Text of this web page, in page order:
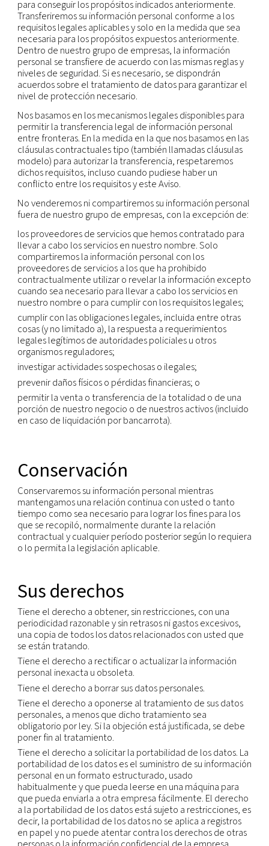
operamos. Siempre que lo permita la ley,
divulgar su información personal a terceros
consultores legales) si es necesario para el
establecimiento, el ejercicio o la defensa de
legales o para ejercer de alguna otra forma
derechos o proteger nuestra propiedad, así
derechos, la propiedad y la seguridad de otros, o
sea necesario para respaldar las funciones de
corporativo, cumplimiento y auditorías externas.
Fusiones y adquisiciones:se puede transferir
información personal a otra parte que adquiera
activos o capital de nuestra compañía, o parte
asuma sus operaciones de negocio en caso de
fusión, liquidación, disolución u otro.
también podemos transferir y compartir
información a nuestras filiales de conformidad
legislación aplicable
Transferencias
internacionales
Debido a que somos una empresa global con
distintos países, podemos transferir su
personal de una entidad legal a otra o de un país
para conseguir los propósitos indicados
Transferiremos su información personal
Dentro de nuestro grupo de empresas, la
personal se transfiere de acuerdo con las mismas
niveles de seguridad. Si es necesario, se
acuerdos sobre el tratamiento de datos para
nivel de protección necesario.
Nos basamos en los mecanismos legales
cláusulas contractuales tipo (también llamadas
modelo) para autorizar la transferencia,
dichos requisitos, incluso cuando pudiese haber
conflicto entre los requisitos y este Aviso.
No venderemos ni compartiremos su
fuera de nuestro grupo de empresas, con la
los proveedores de servicios que hemos
llevar a cabo los servicios en nuestro nombre.
compartiremos la información personal con los
proveedores de servicios a los que ha prohibido
contractualmente utilizar o revelar la
cuando sea necesario para llevar a cabo los
nuestro nombre o para cumplir con los requisitos
cumplir con las obligaciones legales, incluida
cosas (y no limitado a), la respuesta a
legales legítimos de autoridades policiales u